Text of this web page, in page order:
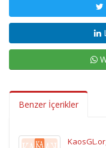
Benzer İçerikler